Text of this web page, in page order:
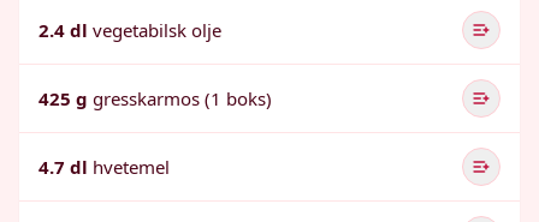
2.4 dl vegetabilsk olje
425 g gresskarmos (1 boks)
4.7 dl hvetemel